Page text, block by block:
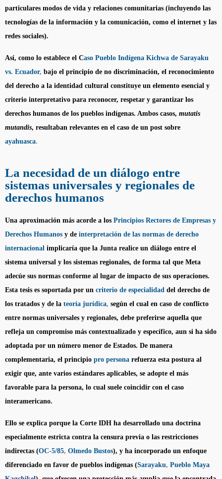
particulares modos de vida y relaciones comunitarias (incluyendo las
tecnologías de la información y la comunicación, como el internet y las
redes sociales).
Así, como lo establece el Caso Pueblo Indígena Kichwa de Sarayaku
vs. Ecuador, bajo el principio de no discriminación, el reconocimiento
del derecho a la identidad cultural constituye un elemento esencial y
criterio interpretativo para reconocer, respetar y garantizar los
derechos humanos de los pueblos indígenas. Ambos casos, mutatis
mutandis, resultaban relevantes en el caso de un post sobre
ayahuasca.
La necesidad de un diálogo entre
sistemas universales y regionales de
derechos humanos
Una aproximación más acorde a los Principios Rectores de Empresas y
Derechos Humanos y de interpretación de las normas de derecho
internacional implicaría que la Junta realice un diálogo entre el
sistema universal y los sistemas regionales, de forma tal que Meta
adecúe sus normas conforme al lugar de impacto de sus operaciones.
Esta tesis es soportada por un criterio de especialidad del derecho de
los tratados y de la teoría jurídica, según el cual en caso de conflicto
entre normas universales y regionales, debe preferirse aquella que
refleja un compromiso más contextualizado y específico, aun si ha sido
adoptada por un número menor de Estados. De manera
complementaria, el principio pro persona refuerza esta postura al
exigir que, ante varios estándares aplicables, se adopte el más
favorable para la persona, lo cual suele coincidir con el caso
interamericano.
Ello se explica porque la Corte IDH ha desarrollado una doctrina
especialmente estricta contra la censura previa o las restricciones
indirectas (OC-5/85, Olmedo Bustos), y ha incorporado un enfoque
diferenciado en favor de pueblos indígenas (Sarayaku, Pueblo Maya